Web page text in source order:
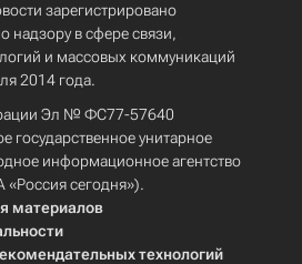
зарегистрировано
надзору в сфере связи,
и массовых коммуникаций
2014 года.
Эл № ФС77-57640
государственное унитарное
информационное агентство
сегодня»).
материалов
технологий